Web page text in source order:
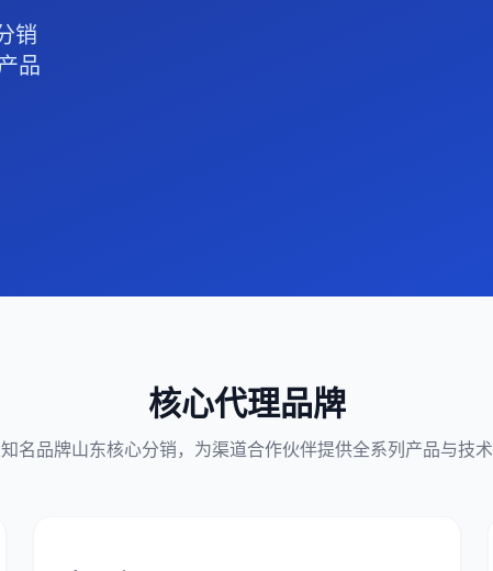
销
品
核心代理品牌
名品牌山东核心分销，为渠道合作伙伴提供全系列产品与技